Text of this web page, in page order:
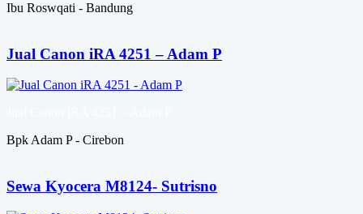
Ibu Roswqati - Bandung
Jual Canon iRA 4251 – Adam P
Bpk Adam P - Cirebon
Sewa Kyocera M8124- Sutrisno